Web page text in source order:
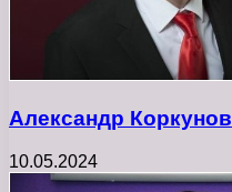
Александр Коркунов
10.05.2024